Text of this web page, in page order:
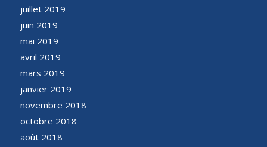
juillet 2019
juin 2019
mai 2019
avril 2019
mars 2019
janvier 2019
novembre 2018
octobre 2018
août 2018